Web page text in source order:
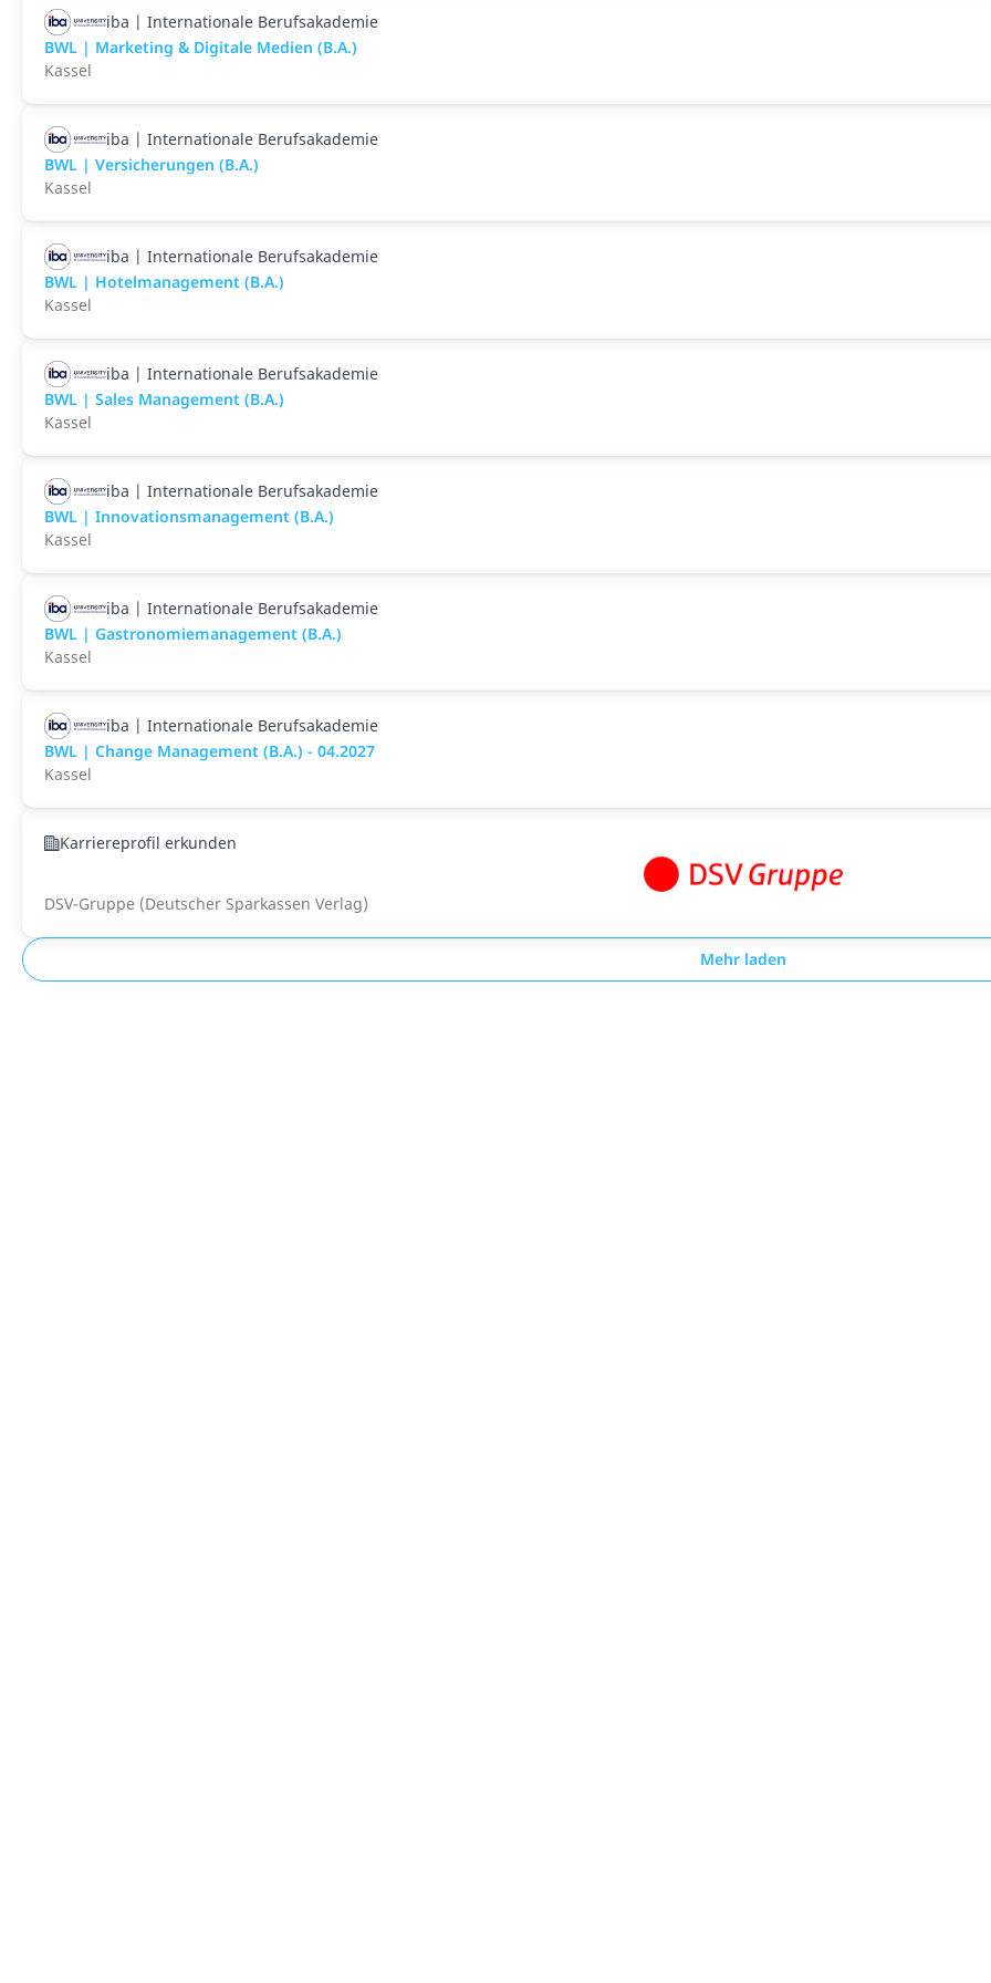
iba | Internationale Berufsakademie
BWL | Marketing & Digitale Medien (B.A.)
Kassel
iba | Internationale Berufsakademie
BWL | Versicherungen (B.A.)
Kassel
iba | Internationale Berufsakademie
BWL | Hotelmanagement (B.A.)
Kassel
iba | Internationale Berufsakademie
BWL | Sales Management (B.A.)
Kassel
iba | Internationale Berufsakademie
BWL | Innovationsmanagement (B.A.)
Kassel
iba | Internationale Berufsakademie
BWL | Gastronomiemanagement (B.A.)
Kassel
iba | Internationale Berufsakademie
BWL | Change Management (B.A.) - 04.2027
Kassel
Karriereprofil erkunden
DSV-Gruppe (Deutscher Sparkassen Verlag)
Mehr laden